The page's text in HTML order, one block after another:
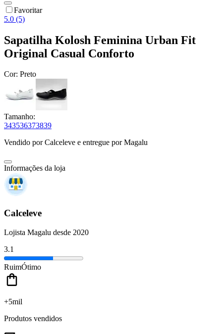
Favoritar
5.0 (5)
Sapatilha Kolosh Feminina Urban Fit
Original Casual Conforto
Cor: Preto
Tamanho:
343536373839
Vendido porCalceleve e entregue por Magalu
Informações da loja
Calceleve
Lojista Magalu desde 2020
3.1
RuimÓtimo
+5mil
Produtos vendidos